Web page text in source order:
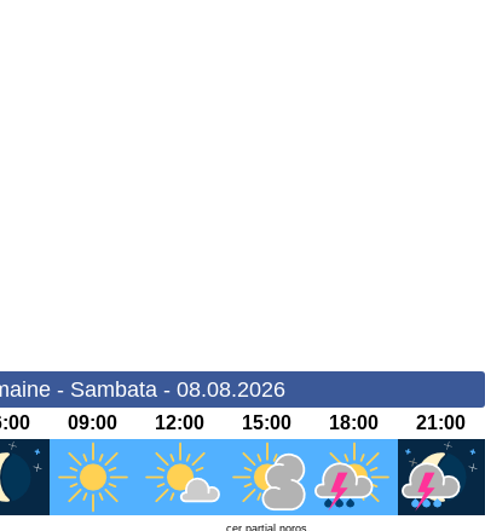
- Sambata - 08.08.2026
09:00 12:00 15:00 18:00 21:00
cer partial noros,